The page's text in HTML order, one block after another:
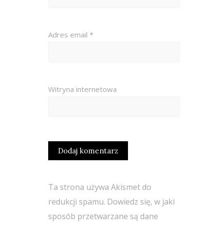
Adres email *
Witryna internetowa
Ta strona używa Akismet do
redukcji spamu. Dowiedz się, w jaki
sposób przetwarzane są dane